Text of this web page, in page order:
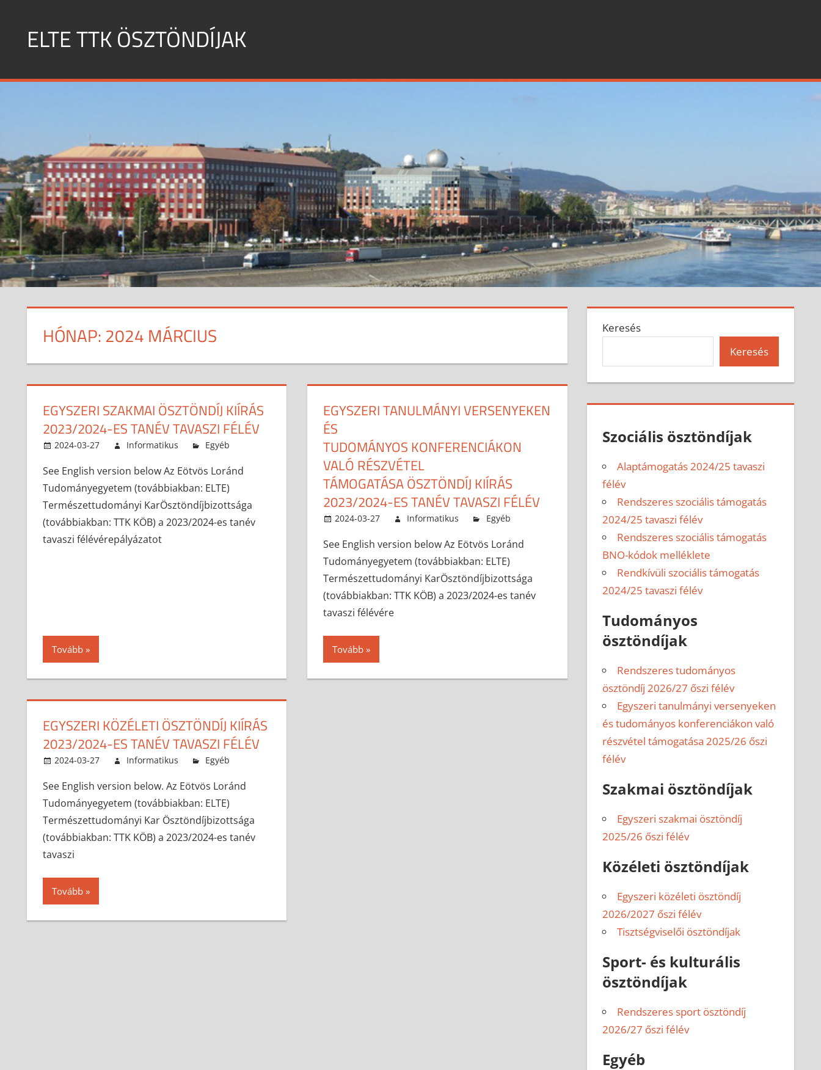
contentELTE TTK ÖSZTÖNDÍJAK
HÓNAP: 2024 MÁRCIUS
EGYSZERI SZAKMAI ÖSZTÖNDÍJ KIÍRÁS
2023/2024-ES TANÉV TAVASZI FÉLÉV
2024-03-27 Informatikus Egyéb
See English version below Az Eötvös Loránd
Tudományegyetem (továbbiakban: ELTE)
Természettudományi KarÖsztöndíjbizottsága
(továbbiakban: TTK KÖB) a 2023/2024-es tanév
tavaszi félévérepályázatot
Tovább
EGYSZERI TANULMÁNYI VERSENYEKEN
ÉS
TUDOMÁNYOS KONFERENCIÁKON
VALÓ RÉSZVÉTEL
TÁMOGATÁSA ÖSZTÖNDÍJ KIÍRÁS
2023/2024-ES TANÉV TAVASZI FÉLÉV
2024-03-27 Informatikus Egyéb
See English version below Az Eötvös Loránd
Tudományegyetem (továbbiakban: ELTE)
Természettudományi KarÖsztöndíjbizottsága
(továbbiakban: TTK KÖB) a 2023/2024-es tanév
tavaszi félévére
Tovább
EGYSZERI KÖZÉLETI ÖSZTÖNDÍJ KIÍRÁS
2023/2024-ES TANÉV TAVASZI FÉLÉV
2024-03-27 Informatikus Egyéb
See English version below. Az Eötvös Loránd
Tudományegyetem (továbbiakban: ELTE)
Természettudományi Kar Ösztöndíjbizottsága
(továbbiakban: TTK KÖB) a 2023/2024-es tanév
tavaszi
Tovább
Keresés
Keresés
Szociális ösztöndíjak
Alaptámogatás 2024/25 tavaszi
félév
Rendszeres szociális támogatás
2024/25 tavaszi félév
Rendszeres szociális támogatás
BNO-kódok melléklete
Rendkívüli szociális támogatás
2024/25 tavaszi félév
Tudományos
ösztöndíjak
Rendszeres tudományos
ösztöndíj 2026/27 őszi félév
Egyszeri tanulmányi versenyeken
és tudományos konferenciákon való
részvétel támogatása 2025/26 őszi
félév
Szakmai ösztöndíjak
Egyszeri szakmai ösztöndíj
2025/26 őszi félév
Közéleti ösztöndíjak
Egyszeri közéleti ösztöndíj
2026/2027 őszi félév
Tisztségviselői ösztöndíjak
Sport- és kulturális
ösztöndíjak
Rendszeres sport ösztöndíj
2026/27 őszi félév
Egyéb